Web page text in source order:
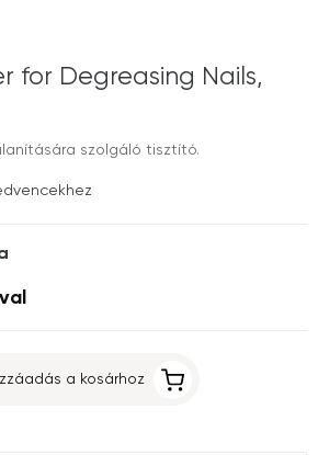
for Degreasing Nails,
szolgáló tisztító.
a kosárhoz